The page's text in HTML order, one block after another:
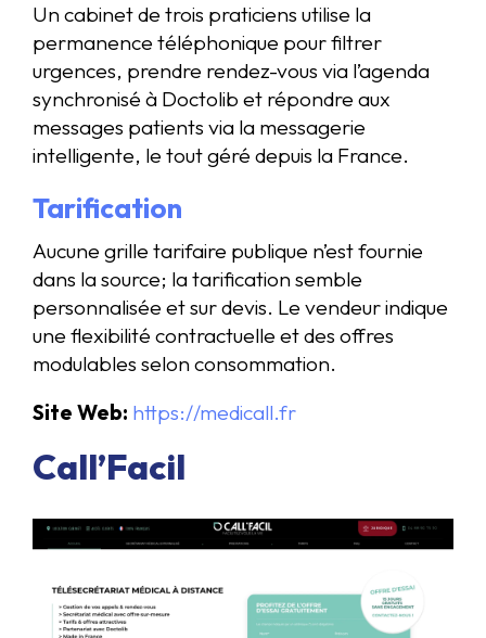
Un cabinet de trois praticiens utilise la
permanence téléphonique pour filtrer
urgences, prendre rendez-vous via l’agenda
synchronisé à Doctolib et répondre aux
messages patients via la messagerie
intelligente, le tout géré depuis la France.
Tarification
Aucune grille tarifaire publique n’est fournie
dans la source; la tarification semble
personnalisée et sur devis. Le vendeur indique
une flexibilité contractuelle et des offres
modulables selon consommation.
Site Web: https://medicall.fr
Call’Facil